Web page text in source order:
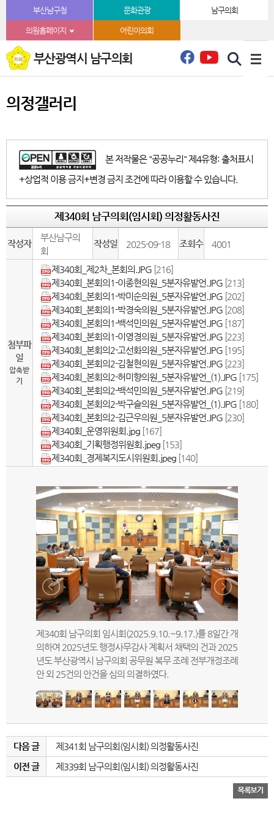
본문바로가기부산남구청 문화관광 남구의회
의원홈페이지 어린이의회
부산광역시 남구의회
의정갤러리
본 저작물은 "공공누리" 제4유형: 출처표시
+상업적 이용 금지+변경 금지 조건에 따라 이용할 수 있습니다.
제340회 남구의회(임시회) 의정활동사진
작성자
부산남구의
회
작성일 2025-09-18 조회수 4001
첨부파
일
압축받
기
제340회_제2차_본회의.JPG [216]
제340회_본회의1-이종현의원_5분자유발언.JPG [213]
제340회_본회의1-박미순의원_5분자유발언.JPG [202]
제340회_본회의1-박경숙의원_5분자유발언.JPG [208]
제340회_본회의1-백석민의원_5분자유발언.JPG [187]
제340회_본회의1-이영경의원_5분자유발언.JPG [223]
제340회_본회의2-고선화의원_5분자유발언.JPG [195]
제340회_본회의2-김철현의원_5분자유발언.JPG [223]
제340회_본회의2-허미향의원_5분자유발언_(1).JPG [175]
제340회_본회의2-백석민의원_5분자유발언.JPG [219]
제340회_본회의2-박구슬의원_5분자유발언_(1).JPG [180]
제340회_본회의2-김근우의원_5분자유발언.JPG [230]
제340회_운영위원회.jpg [167]
제340회_기획행정위원회.jpeg [153]
제340회_경제복지도시위원회.jpeg [140]
제340회 남구의회 임시회(2025.9.10.~9.17.)를 8일간 개
의하여 2025년도 행정사무감사 계획서 채택의 건과 2025
년도 부산광역시 남구의회 공무원 복무 조례 전부개정조례
안 외 25건의 안건을 심의 의결하였다.
다음 글
제341회 남구의회(임시회) 의정활동사진
이전 글
제339회 남구의회(임시회) 의정활동사진